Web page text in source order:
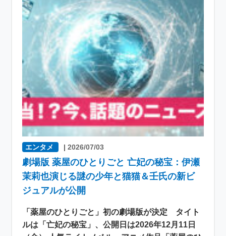
エンタメ |2026/07/03
劇場版 薬屋のひとりごと 亡妃の秘宝：伊瀬
茉莉也演じる謎の少年と猫猫＆壬氏の新ビ
ジュアルが公開
「薬屋のひとりごと」初の劇場版が決定 タイト
ルは「亡妃の秘宝」、公開日は2026年12月11日